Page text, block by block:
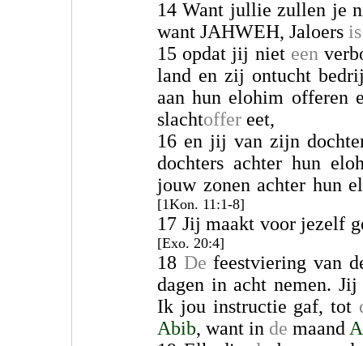
14 Want jullie zullen je
want JAHWEH, Jaloers is
15 opdat jij niet een
land en zij ontucht
aan hun elohim
slachtoffer eet,
16 en jij van zijn
dochters achter hun
jouw zonen achter hun
[1Kon. 11:1-8]
17 Jij maakt voor jezelf
[Exo. 20:4]
18 De feestviering van
dagen in acht nemen.
Ik jou instructie gaf, tot
Abib, want in de maand